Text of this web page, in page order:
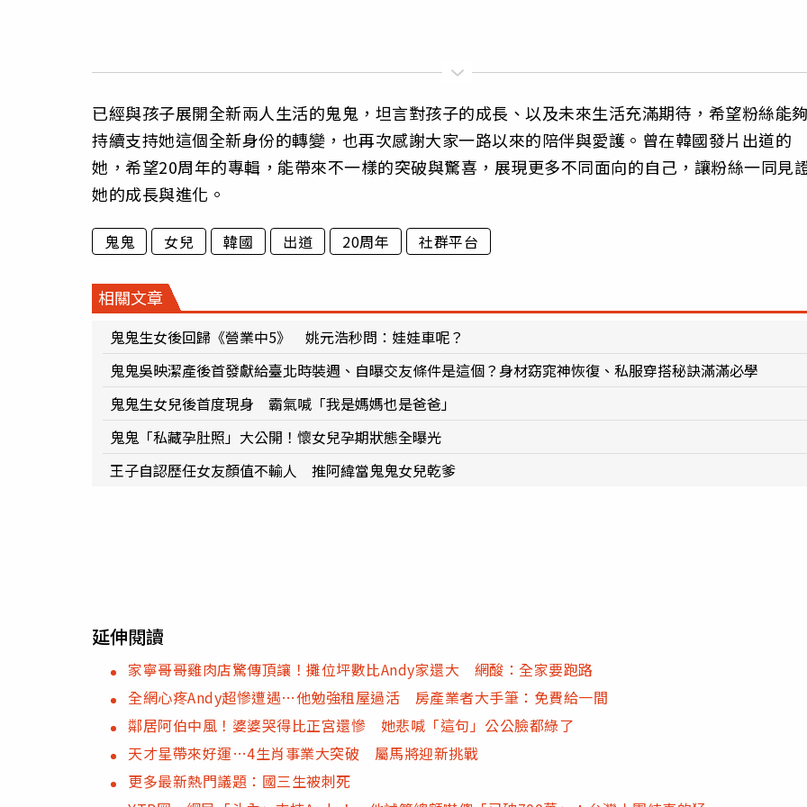
已經與孩子展開全新兩人生活的鬼鬼，坦言對孩子的成長、以及未來生活充滿期待，希望粉絲能
持續支持她這個全新身份的轉變，也再次感謝大家一路以來的陪伴與愛護。曾在韓國發片出道的
她，希望20周年的專輯，能帶來不一樣的突破與驚喜，展現更多不同面向的自己，讓粉絲一同見
她的成長與進化。
鬼鬼 女兒 韓國 出道 20周年 社群平台
相關文章
鬼鬼生女後回歸《營業中5》 姚元浩秒問：娃娃車呢？
鬼鬼吳映潔產後首發獻給臺北時裝週、自曝交友條件是這個？身材窈窕神恢復、私服穿搭秘訣滿滿必學
鬼鬼生女兒後首度現身 霸氣喊「我是媽媽也是爸爸」
鬼鬼「私藏孕肚照」大公開！懷女兒孕期狀態全曝光
王子自認歷任女友顏值不輸人 推阿緯當鬼鬼女兒乾爹
延伸閱讀
家寧哥哥雞肉店驚傳頂讓！攤位坪數比Andy家還大 網酸：全家要跑路
全網心疼Andy超慘遭遇…他勉強租屋過活 房產業者大手筆：免費給一間
鄰居阿伯中風！婆婆哭得比正宮還慘 她悲喊「這句」公公臉都綠了
天才星帶來好運…4生肖事業大突破 屬馬將迎新挑戰
更多最新熱門議題：國三生被刺死